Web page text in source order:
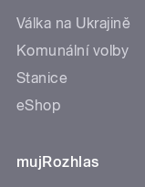
Válka na Ukrajině
Komunální volby
Stanice
eShop
mujRozhlas